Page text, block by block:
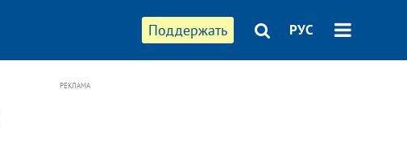
Поддержать РУС
РЕКЛАМА